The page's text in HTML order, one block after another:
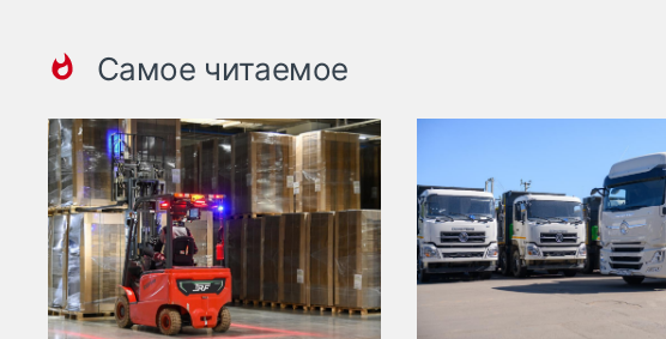
Самое читаемое